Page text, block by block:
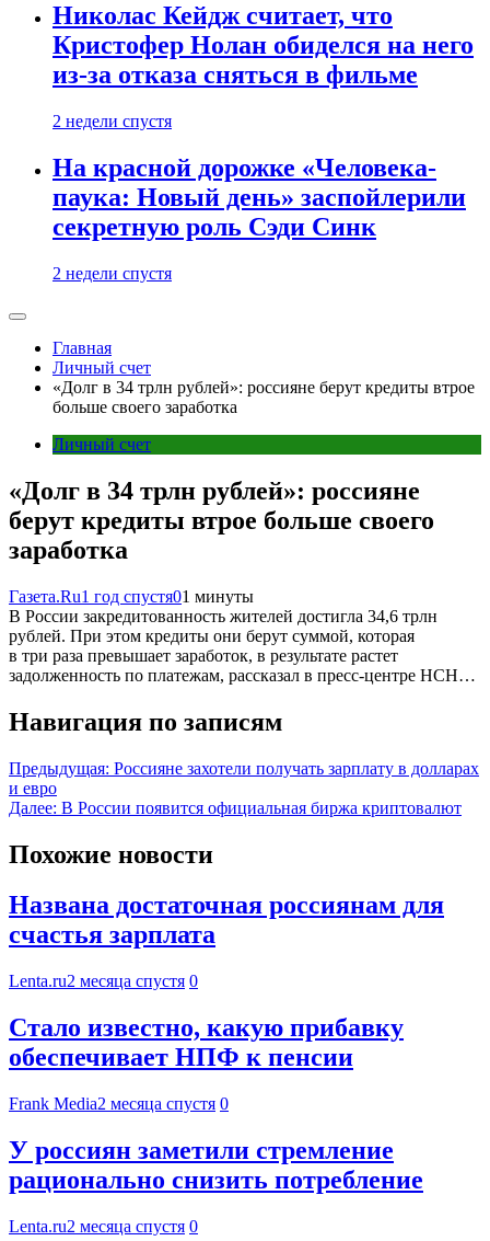
Николас Кейдж считает, что
Кристофер Нолан обиделся на него
из-за отказа сняться в фильме
2 недели спустя
На красной дорожке «Человека-
паука: Новый день» заспойлерили
секретную роль Сэди Синк
2 недели спустя
Главная
Личный счет
«Долг в 34 трлн рублей»: россияне берут кредиты втрое
больше своего заработка
Личный счет
«Долг в 34 трлн рублей»: россияне
берут кредиты втрое больше своего
заработка
Газета.Ru1 год спустя01 минуты
В России закредитованность жителей достигла 34,6 трлн
рублей. При этом кредиты они берут суммой, которая
в три раза превышает заработок, в результате растет
задолженность по платежам, рассказал в пресс-центре НСН…
Навигация по записям
Предыдущая: Россияне захотели получать зарплату в долларах
и евро
Далее: В России появится официальная биржа криптовалют
Похожие новости
Названа достаточная россиянам для
счастья зарплата
Lenta.ru2 месяца спустя 0
Стало известно, какую прибавку
обеспечивает НПФ к пенсии
Frank Media2 месяца спустя 0
У россиян заметили стремление
рационально снизить потребление
Lenta.ru2 месяца спустя 0